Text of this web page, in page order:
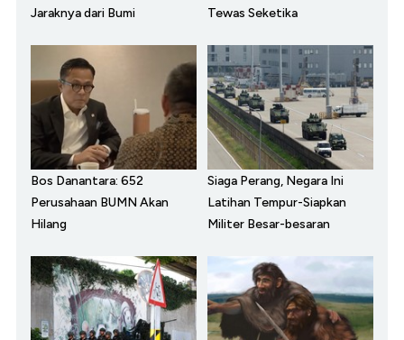
Jaraknya dari Bumi
Tewas Seketika
Bos Danantara: 652
Perusahaan BUMN Akan
Hilang
Siaga Perang, Negara Ini
Latihan Tempur-Siapkan
Militer Besar-besaran